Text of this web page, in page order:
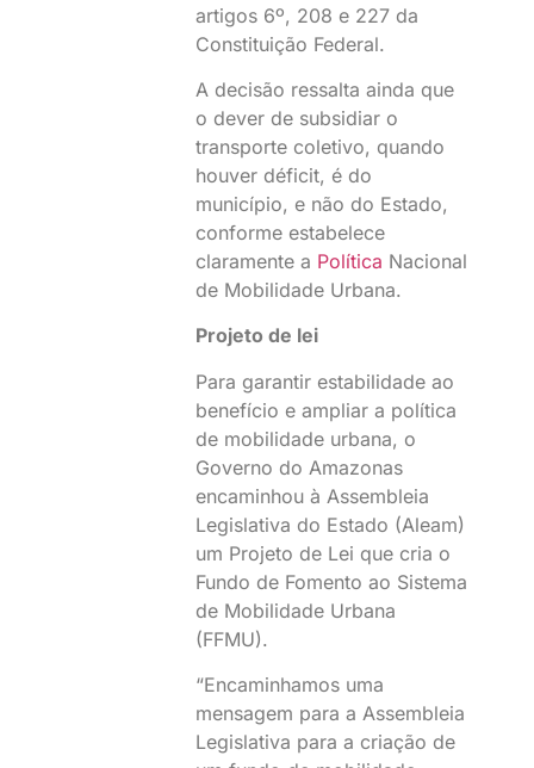
artigos 6º, 208 e 227 da
Constituição Federal.
A decisão ressalta ainda que
o dever de subsidiar o
transporte coletivo, quando
houver déficit, é do
município, e não do Estado,
conforme estabelece
claramente a Política Nacional
de Mobilidade Urbana.
Projeto de lei
Para garantir estabilidade ao
benefício e ampliar a política
de mobilidade urbana, o
Governo do Amazonas
encaminhou à Assembleia
Legislativa do Estado (Aleam)
um Projeto de Lei que cria o
Fundo de Fomento ao Sistema
de Mobilidade Urbana
(FFMU).
“Encaminhamos uma
mensagem para a Assembleia
Legislativa para a criação de